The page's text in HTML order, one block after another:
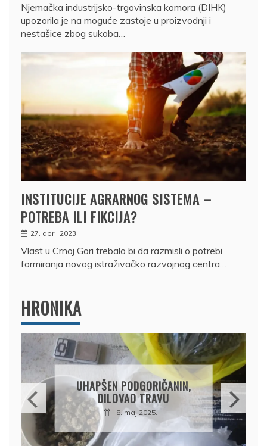
Njemačka industrijsko-trgovinska komora (DIHK)
upozorila je na moguće zastoje u proizvodnji i
nestašice zbog sukoba…
INSTITUCIJE AGRARNOG SISTEMA –
POTREBA ILI FIKCIJA?
27. april 2023.
Vlast u Crnoj Gori trebalo bi da razmisli o potrebi
formiranja novog istraživačko razvojnog centra…
HRONIKA
DRŽAVLJANIN RUSIJE
OSUMNJIČEN DA JE
PRODAO TUĐI BMW,
DRŽAVU NAPUSTIO
BRODOM
12. februar 2025.